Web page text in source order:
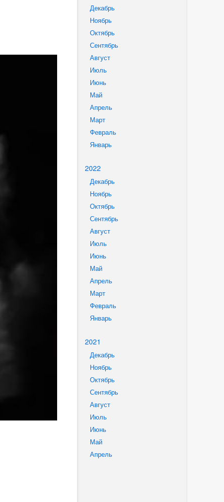
Декабрь
Ноябрь
Октябрь
Сентябрь
Август
Июль
Июнь
Май
Апрель
Март
Февраль
Январь
2022
Декабрь
Ноябрь
Октябрь
Сентябрь
Август
Июль
Июнь
Май
Апрель
Март
Февраль
Январь
2021
Декабрь
Ноябрь
Октябрь
Сентябрь
Август
Июль
Июнь
Май
Апрель